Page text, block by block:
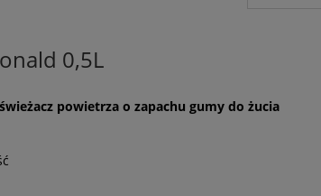
0,5L
powietrza o zapachu gumy do żucia